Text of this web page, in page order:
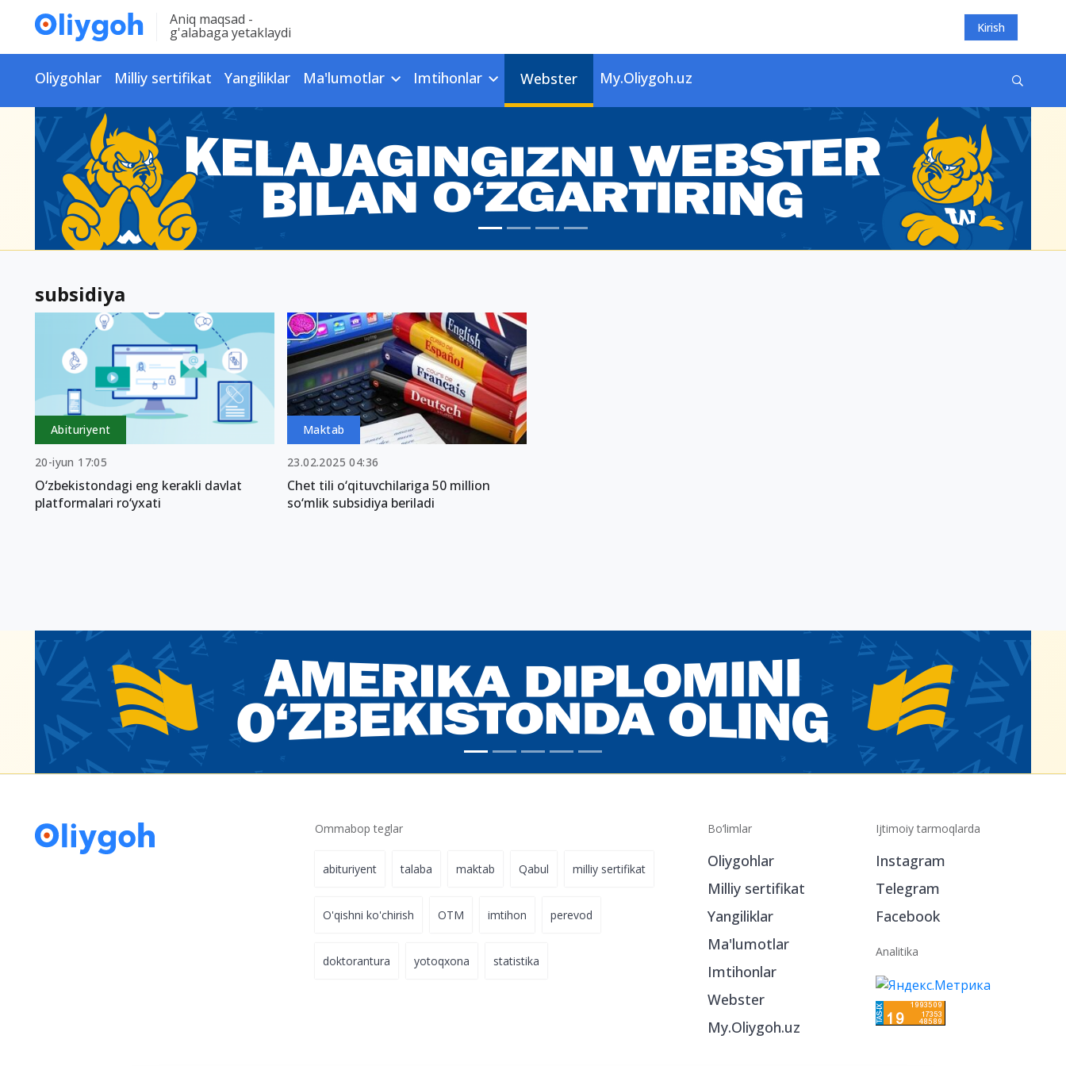
Aniq maqsad -
g'alabaga yetaklaydi Kirish
Oliygohlar Milliy sertifikat Yangiliklar Ma'lumotlar Imtihonlar Webster My.Oliygoh.uz
subsidiya
Abituriyent
20-iyun 17:05
O‘zbekistondagi eng kerakli davlat
platformalari ro‘yxati
Maktab
23.02.2025 04:36
Chet tili o‘qituvchilariga 50 million
so‘mlik subsidiya beriladi
Ommabop teglar
abituriyent talaba maktab Qabul milliy sertifikat
O'qishni ko'chirish OTM imtihon perevod
doktorantura yotoqxona statistika
Bo‘limlar
Oliygohlar
Milliy sertifikat
Yangiliklar
Ma'lumotlar
Imtihonlar
Webster
My.Oliygoh.uz
Ijtimoiy tarmoqlarda
Instagram
Telegram
Facebook
Analitika